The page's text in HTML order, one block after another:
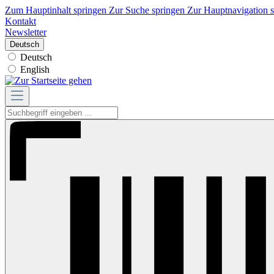
Zum Hauptinhalt springen Zur Suche springen Zur Hauptnavigation
Kontakt
Newsletter
Deutsch
Deutsch
English